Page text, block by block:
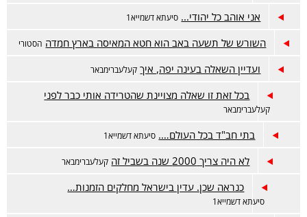
אני אוהב כל יהודי... סיעתא דשמייא1
השורש של תשעה באב הוא חטא המאיסה בארץ חמדה הסטורי
ועדיין השאלה בעינה יפה, איך קעלעברימבאר
בכל זאת זו שאלה מצויינת שהטרידה אותי כבר לפני
קעלעברימבאר
בתי חב"ד בכל העולם…. סיעתא דשמייא1
לא היה צריך 2000 שנה בשביל זה קעלעברימבאר
כנראה שכן. עדין בישראל מחלקים הזמנות…
סיעתא דשמייא1